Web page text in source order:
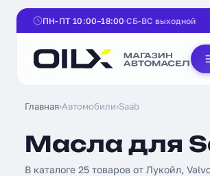
ПН-ПТ 10:00–18:00 СБ-ВС выходной
Главная›Автомобили›Saab
Масла для
В каталоге 25 товаров от Лукойл,